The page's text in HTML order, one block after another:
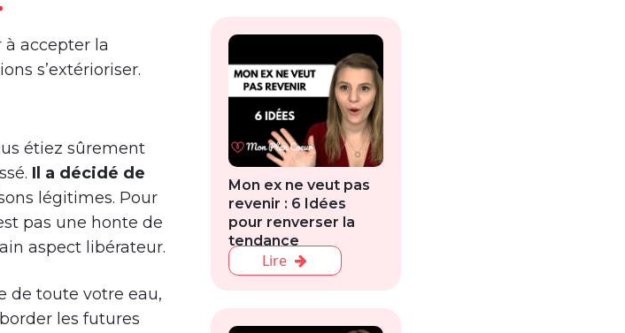
accepter la
s’extérioriser.
étiez sûrement
Il a décidé de
légitimes. Pour
pas une honte de
aspect libérateur.
de toute votre eau,
les futures
Mon ex ne veut pas
revenir : 6 Idées
pour renverser la
tendance
Lire